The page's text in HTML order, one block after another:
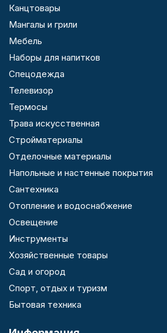
Канцтовары
Мангалы и грили
Мебель
Наборы для напитков
Спецодежда
Телевизор
Термосы
Трава искусственная
Стройматериалы
Отделочные материалы
Напольные и настенные покрытия
Сантехника
Отопление и водоснабжение
Освещение
Инструменты
Хозяйственные товары
Сад и огород
Спорт, отдых и туризм
Бытовая техника